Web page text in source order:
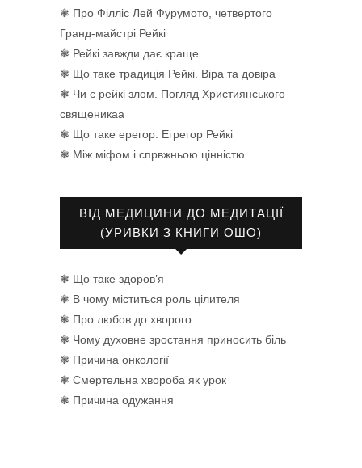
❃ Про Філліс Лей Фурумото, четвертого
Гранд-майстрі Рейкі
❃ Рейкі завжди дає краще
❃ Що таке традиція Рейкі. Віра та довіра
❃ Чи є рейкі злом. Погляд Християнського
священикаа
❃ Що таке ерегор. Егрегор Рейкі
❃ Між міфом і спрвжньою цінністю
ВІД МЕДИЦИНИ ДО МЕДИТАЦІЇ
(УРИВКИ З КНИГИ ОШО)
❃ Що таке здоров’я
❃ В чому міститься роль цілителя
❃ Про любов до хворого
❃ Чому духовне зростання приносить біль
❃ Причина онкології
❃ Смертельна хвороба як урок
❃ Причина одужання